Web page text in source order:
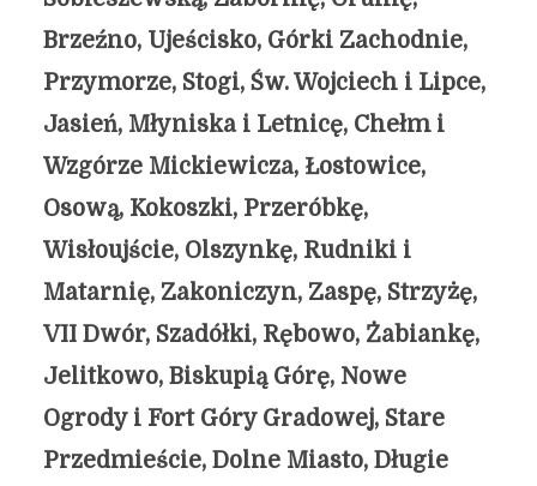
Brzeźno, Ujeścisko, Górki Zachodnie,
Przymorze, Stogi, Św. Wojciech i Lipce,
Jasień, Młyniska i Letnicę, Chełm i
Wzgórze Mickiewicza, Łostowice,
Osową, Kokoszki, Przeróbkę,
Wisłoujście, Olszynkę, Rudniki i
Matarnię, Zakoniczyn, Zaspę, Strzyżę,
VII Dwór, Szadółki, Rębowo, Żabiankę,
Jelitkowo, Biskupią Górę, Nowe
Ogrody i Fort Góry Gradowej, Stare
Przedmieście, Dolne Miasto, Długie